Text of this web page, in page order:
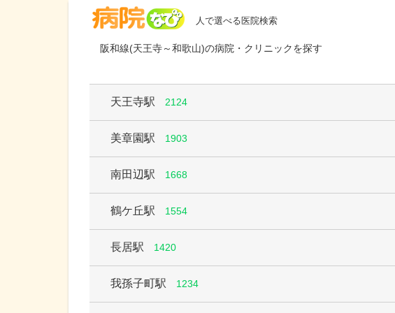
人で選べる医院検索
阪和線(天王寺～和歌山)の病院・クリニックを探す
天王寺駅 2124
美章園駅 1903
南田辺駅 1668
鶴ケ丘駅 1554
長居駅 1420
我孫子町駅 1234